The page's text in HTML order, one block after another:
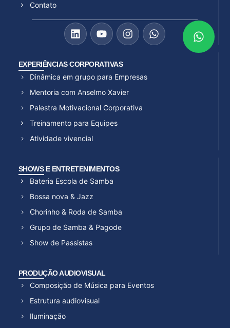
Contato
EXPERIÊNCIAS CORPORATIVAS
Dinâmica em grupo para Empresas
Mentoria com Anselmo Xavier
Palestra Motivacional Corporativa
Treinamento para Equipes
Atividade vivencial
SHOWS E ENTRETENIMENTOS
Bateria Escola de Samba
Bossa nova & Jazz
Chorinho & Roda de Samba
Grupo de Samba & Pagode
Show de Passistas
PRODUÇÃO AUDIOVISUAL
Composição de Música para Eventos
Estrutura audiovisual
Iluminação